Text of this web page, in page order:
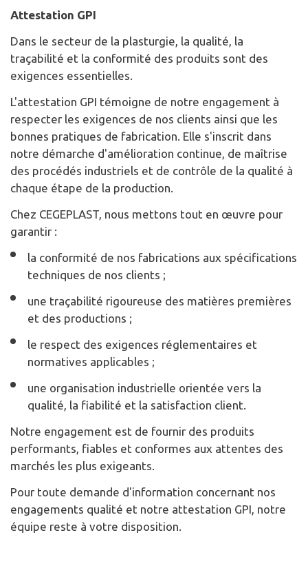
Attestation GPI
Dans le secteur de la plasturgie, la qualité, la
traçabilité et la conformité des produits sont des
exigences essentielles.
L'attestation GPI témoigne de notre engagement à
respecter les exigences de nos clients ainsi que les
bonnes pratiques de fabrication. Elle s'inscrit dans
notre démarche d'amélioration continue, de maîtrise
des procédés industriels et de contrôle de la qualité à
chaque étape de la production.
Chez CEGEPLAST, nous mettons tout en œuvre pour
garantir :
la conformité de nos fabrications aux spécifications
techniques de nos clients ;
une traçabilité rigoureuse des matières premières
et des productions ;
le respect des exigences réglementaires et
normatives applicables ;
une organisation industrielle orientée vers la
qualité, la fiabilité et la satisfaction client.
Notre engagement est de fournir des produits
performants, fiables et conformes aux attentes des
marchés les plus exigeants.
Pour toute demande d'information concernant nos
engagements qualité et notre attestation GPI, notre
équipe reste à votre disposition.